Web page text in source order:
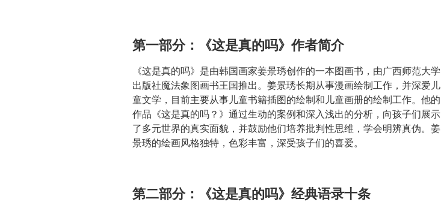
第一部分：《这是真的吗》作者简介
《这是真的吗》是由韩国画家姜景琇创作的一本图画书，由广西师范大学
出版社魔法象图画书王国推出。姜景琇长期从事漫画绘制工作，并深爱儿
童文学，目前主要从事儿童书籍插图的绘制和儿童画册的绘制工作。他的
作品《这是真的吗？》通过生动的案例和深入浅出的分析，向孩子们展示
了多元世界的真实面貌，并鼓励他们培养批判性思维，学会明辨真伪。姜
景琇的绘画风格独特，色彩丰富，深受孩子们的喜爱。
第二部分：《这是真的吗》经典语录十条